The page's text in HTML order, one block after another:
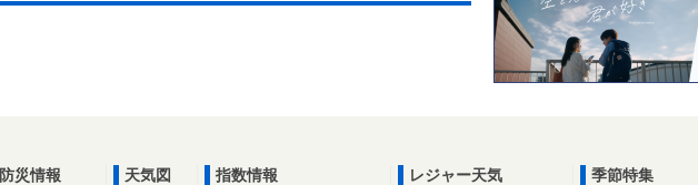
防災情報
天気図
指数情報
レジャー天気
季節特集